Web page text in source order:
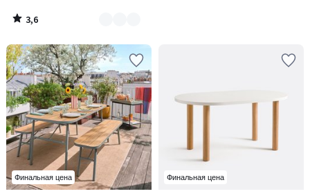
3,6
/
Финальная цена Финальная цена